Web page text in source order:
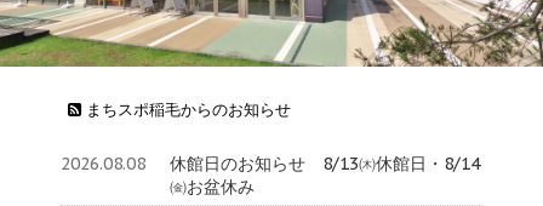
まちスポ稲毛からのお知らせ
2026.08.08
休館日のお知らせ 8/13㈭休館日・8/14
㈮お盆休み